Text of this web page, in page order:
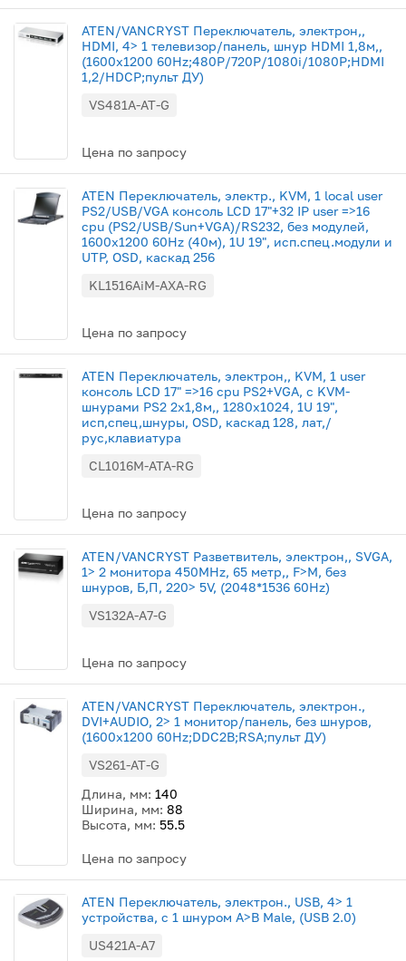
ATEN/VANCRYST Переключатель, электрон,,
HDMI, 4> 1 телевизор/панель, шнур HDMI 1,8м,,
(1600x1200 60Hz;480P/720P/1080i/1080P;HDMI
1,2/HDCP;пульт ДУ)
VS481A-AT-G
Цена по запросу
ATEN Переключатель, электр., KVM, 1 local user
PS2/USB/VGA консоль LCD 17"+32 IP user =>16
cpu (PS2/USB/Sun+VGA)/RS232, без модулей,
1600x1200 60Hz (40м), 1U 19", исп.спец.модули и
UTP, OSD, каскад 256
KL1516AiM-AXA-RG
Цена по запросу
ATEN Переключатель, электрон,, KVM, 1 user
консоль LCD 17" =>16 cpu PS2+VGA, с KVM-
шнурами PS2 2х1,8м,, 1280x1024, 1U 19",
исп,спец,шнуры, OSD, каскад 128, лат,/
рус,клавиатура
CL1016M-ATA-RG
Цена по запросу
ATEN/VANCRYST Разветвитель, электрон,, SVGA,
1> 2 монитора 450MHz, 65 метр,, F>M, без
шнуров, Б,П, 220> 5V, (2048*1536 60Hz)
VS132A-A7-G
Цена по запросу
ATEN/VANCRYST Переключатель, электрон.,
DVI+AUDIO, 2> 1 монитор/панель, без шнуров,
(1600x1200 60Hz;DDC2B;RSA;пульт ДУ)
VS261-AT-G
Длина, мм: 140
Ширина, мм: 88
Высота, мм: 55.5
Цена по запросу
ATEN Переключатель, электрон., USB, 4> 1
устройства, с 1 шнуром A>B Male, (USB 2.0)
US421A-A7